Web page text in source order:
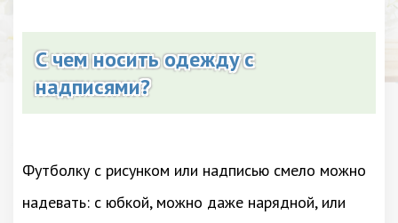
С чем носить одежду с
надписями?
Футболку с рисунком или надписью смело можно
надевать: с юбкой, можно даже нарядной, или